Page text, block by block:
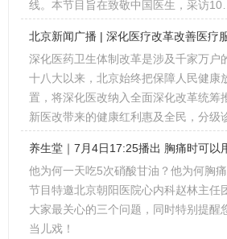
线。本节目旨在致敬中国医生，采访10…
深化医药卫生体制改革是涉及千家万户
十八大以来，北京始终把保障人民健康
置，将深化医改纳入全面深化改革统筹
新医改带来的健康红利惠及全民，分级
他为何一天吃5次硝酸甘油？他为何胸
节目特邀北京朝阳医院心内科赵林主任
大家最关心的三个问题，同时特别提醒
当儿戏！